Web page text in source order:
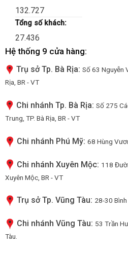
132.727
Tổng số khách:
27.436
Hệ thống 9 cửa hàng:
Trụ sở Tp. Bà Rịa: Số 63 Nguyễn
Rịa, BR - VT
Chi nhánh Tp. Bà Rịa: Số 275
Trung, TP. Bà Rịa, BR - VT
Chi nhánh Phú Mỹ: 68 Hùng
Chi nhánh Xuyên Mộc: 118
Xuyên Mộc, BR - VT
Trụ sở Tp. Vũng Tàu: 28-30
Chi nhánh Vũng Tàu: 53 Trần
Tàu.